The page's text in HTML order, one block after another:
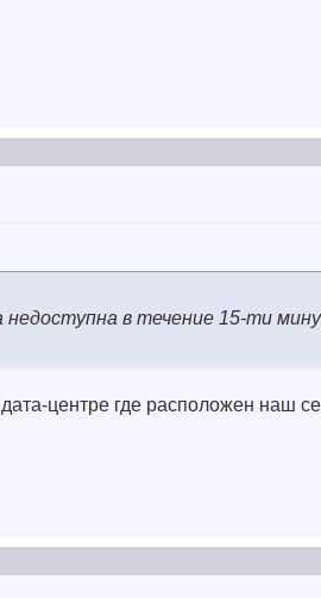
недоступна в течение 15-ти
центре где расположен наш